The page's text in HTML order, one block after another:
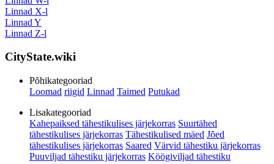
Linnad X-l
Linnad Y
Linnad Z-l
CityState.wiki
Põhikategooriad
Loomad riigid Linnad Taimed Putukad
Lisakategooriad
Kahepaiksed tähestikulises järjekorras Suurtähed
tähestikulises järjekorras Tähestikulised mäed Jõed
tähestikulises järjekorras Saared Värvid tähestiku järjekorras
Puuviljad tähestiku järjekorras Köögiviljad tähestiku